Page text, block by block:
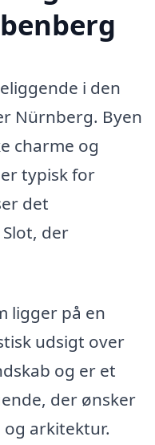
i den
Nürnberg. Byen
charme og
typisk for
det
der
ligger på en
udsigt over
og er et
der ønsker
arkitektur.